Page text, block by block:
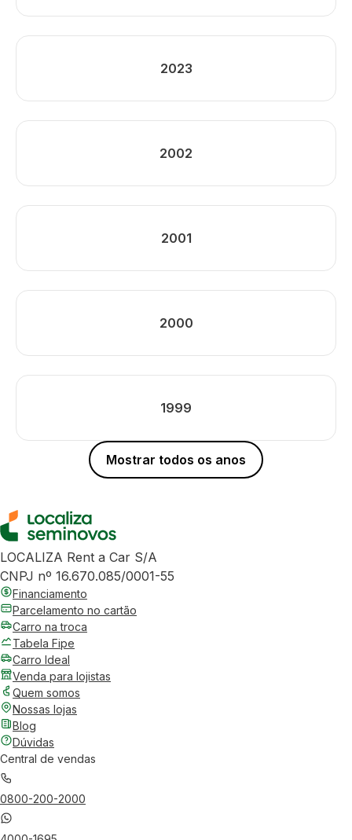
2023
2002
2001
2000
1999
Mostrar todos os anos
LOCALIZA Rent a Car S/A
CNPJ nº 16.670.085/0001-55
Financiamento
Parcelamento no cartão
Carro na troca
Tabela Fipe
Carro Ideal
Venda para lojistas
Quem somos
Nossas lojas
Blog
Dúvidas
Central de vendas
0800-200-2000